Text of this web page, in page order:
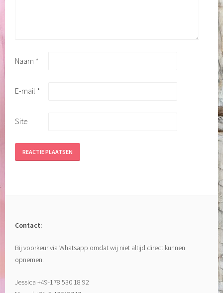
Naam *
E-mail *
Site
Contact:
Bij voorkeur via Whatsapp omdat wij niet altijd direct kunnen
opnemen.
Jessica +49-178 530 18 92